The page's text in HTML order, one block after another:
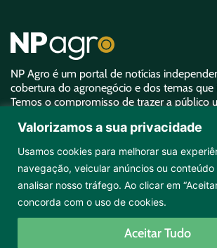
Valorizamos a sua privacidade
Usamos cookies para melhorar sua
navegação, veicular anúncios ou
analisar nosso tráfego. Ao clicar em
concorda com o uso de cookies.
Aceitar Tudo
NP Agro é um portal de notícias
cobertura do agronegócio e dos temas
Temos o compromisso de trazer a público
equivalente à sua importância.
Copyright ©2026 NPAgro. Todos os